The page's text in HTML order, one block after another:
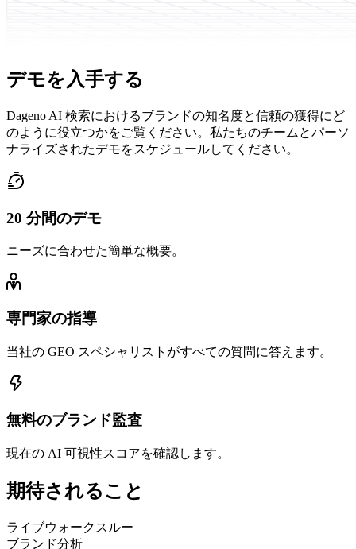
デモを入手する
Dageno AI 検索におけるブランドの知名度と信頼の獲得にど
のように役立つかをご覧ください。私たちのチームとパーソ
ナライズされたデモをスケジュールしてください。
20 分間のデモ
ニーズに合わせた簡単な概要。
専門家の指導
当社の GEO スペシャリストがすべての質問に答えます。
無料のブランド監査
現在の AI 可視性スコアを確認します。
期待されること
ライブウォークスルー
ブランド分析